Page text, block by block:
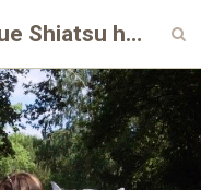
Psychanalyste Ethologue Shiatsu humain & équin | Émotions - Douleurs - Périnatalité | Saumur Nort-sur-Erdre & Grand Ouest